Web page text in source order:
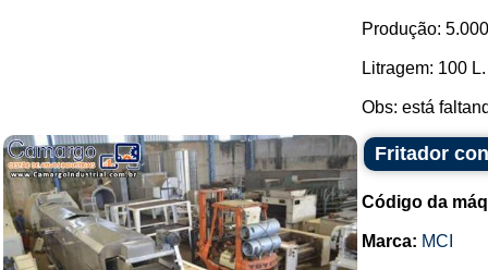
Produção:
Litragem: 100 L.
Obs: está
Fritador
Código da
Marca: MCI